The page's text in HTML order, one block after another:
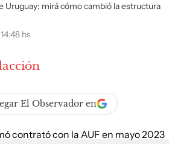
Uruguay; mirá cómo cambió la estructura
14:48 hs
El Observador en